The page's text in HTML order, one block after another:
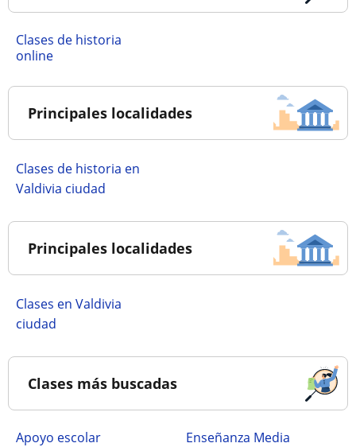
Clases de historia
online
Principales localidades
Clases de historia en
Valdivia ciudad
Principales localidades
Clases en Valdivia
ciudad
Clases más buscadas
Apoyo escolar
Enseñanza Media